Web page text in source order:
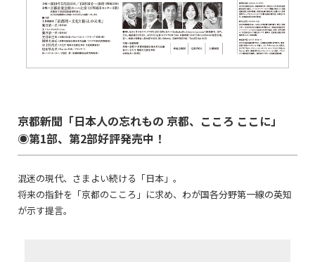
京都新聞「日本人の忘れもの 京都、こころ ここに」
◉第1部、第2部好評発売中！
混迷の現代、さまよい続ける「日本」。
将来の指針を「京都のこころ」に求め、わが国各分野第一線の英知
が示す提言。